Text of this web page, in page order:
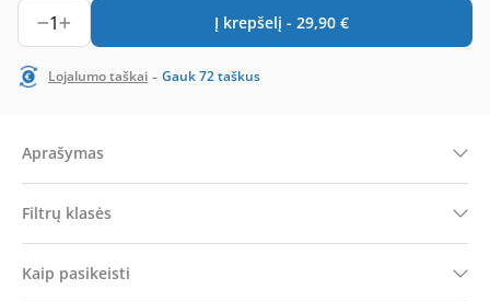
1 Į krepšelį - 29,90 €
Lojalumo taškai - Gauk72taškus
Aprašymas
Filtrų klasės
Kaip pasikeisti